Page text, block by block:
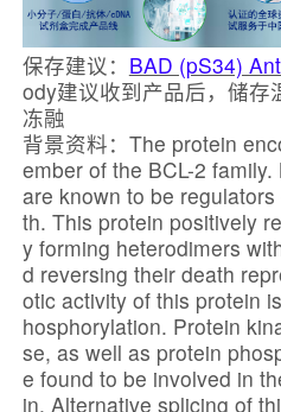
保存建议： BAD (pS34)
ody建议收到产品后，储存
冻融
背景资料：The protein
ember of the BCL-2
are known to be
th. This protein positively
y forming heterodimers
d reversing their death
otic activity of this protein
hosphorylation. Protein
se, as well as protein
e found to be involved in
in. Alternative splicing of